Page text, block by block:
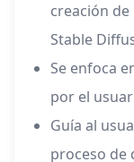
creación
Stable
Se enfoca
por el
Guía al
proceso de